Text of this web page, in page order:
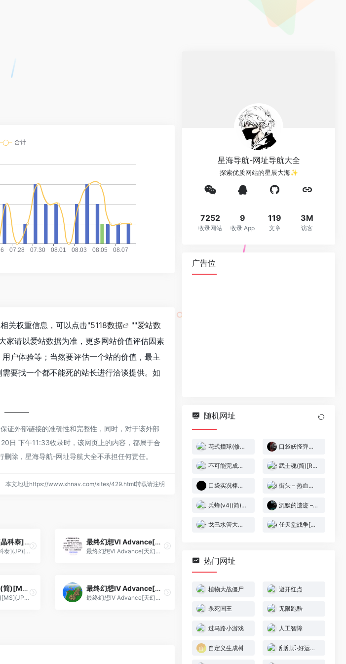
关权重信息，可以点击"5118数据 ""爱站数
家请以爱站数据为准，更多网站价值评估因素
户体验等；当然要评估一个站的价值，最主
要找一个都不能死的站长进行洽谈提供。如
证外部链接的准确性和完整性，同时，对于该外部
日 下午11:33收录时，该网页上的内容，都属于合
除，星海导航-网址导航大全不承担任何责任。
本文地址https://www.xhnav.com/sites/429.html转载请注明
机甲战士3(简)[晶科泰](JP)[RPG](6Mb)
机甲战士3(简)[晶科泰](JP)[RPG](6Mb)
最终幻想VI Advance[天幻网](v1.1+SFC画质音效模型补丁)(简)(US)(65.4Mb)
最终幻想VI Advance[天幻网](v1.1+SFC画质音效模型补丁)(简)(US)(65.4Mb)
三只小猪(v1.0)(简)[MS](JP)[STG](0.18Mb)
三只小猪(v1.0)(简)[MS](JP)[STG](0.18Mb)
最终幻想IV Advance[天幻网+PGCG](v2.7)(简)(US)(64Mb)
最终幻想IV Advance[天幻网+PGCG](v2.7)(简)(US)(64Mb)
星海导航-网址导航大全
探索优质网站的星辰大海✨
7252
收录网站
9
收录 App
119
文章
3M
访客
广告位
随机网址
花式撞球(修正版)(日简)[星空+庞先生](JP)[SPG](1.43Mb) 口袋妖怪弹珠台 – 红宝石&蓝宝石[红魔](简)(JP)(64.29Mb)
不可能完成的任务(简)[LSP](US)[ACT](4Mb) 武士魂(简)[Rex](CN)[FTG](3Mb)
口袋实况棒球5[星组](繁)(JP)(64Mb) 街头 – 热血进行曲(简)[PKome](JP)[SPG](2Mb)
兵蜂(v4)(简)[MS](JP)[STG](0.37Mb) 沉默的遗迹 – 四狂神战记[模拟天下](简)(JP)(64Mb)
戈巴水管大作战(简)[翼势力](JP)[PUZ](0.5Mb) 任天堂战争[九班汉化](JP)[SLG](2Mb)
热门网址
植物大战僵尸 避开红点
杀死国王 无限跑酷
过马路小游戏 人工智障
自定义生成树 刮刮乐·好运十倍